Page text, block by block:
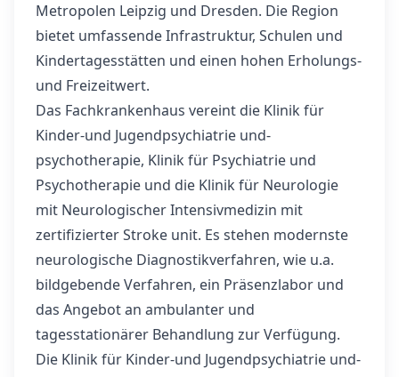
Metropolen Leipzig und Dresden. Die Region
bietet umfassende Infrastruktur, Schulen und
Kindertagesstätten und einen hohen Erholungs-
und Freizeitwert.
Das Fachkrankenhaus vereint die Klinik für
Kinder-und Jugendpsychiatrie und-
psychotherapie, Klinik für Psychiatrie und
Psychotherapie und die Klinik für Neurologie
mit Neurologischer Intensivmedizin mit
zertifizierter Stroke unit. Es stehen modernste
neurologische Diagnostikverfahren, wie u.a.
bildgebende Verfahren, ein Präsenzlabor und
das Angebot an ambulanter und
tagesstationärer Behandlung zur Verfügung.
Die Klinik für Kinder-und Jugendpsychiatrie und-